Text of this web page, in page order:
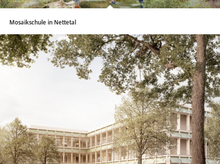
Mosaikschule in Nettetal